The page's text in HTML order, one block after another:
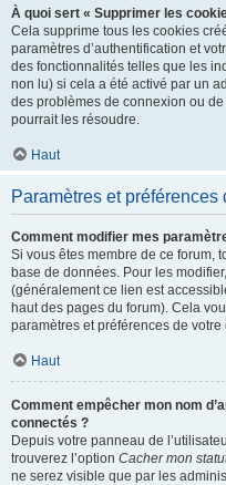
À quoi sert « Supprimer les
Cela supprime tous les cookies
paramètres d’authentification et
des fonctionnalités telles que les
non lu) si cela a été activé par un
des problèmes de connexion ou
pourrait les résoudre.
Haut
Paramètres et préférences
Comment modifier mes
Si vous êtes membre de ce forum,
base de données. Pour les
(généralement ce lien est
haut des pages du forum). Cela
paramètres et préférences de votre
Haut
Comment empêcher mon nom
connectés ?
Depuis votre panneau de
trouverez l’option Cacher mon
ne serez visible que par les